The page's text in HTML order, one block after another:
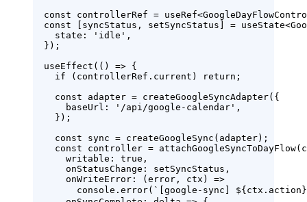
  const
controllerRef = useRef<
  const
syncStatus , setSyncStatus = useState<
    state:
'idle' ,
  });
  useEffect
(() => {
    if
(controllerRef.current) return ;
    const
adapter = createGoogleSyncAdapter({
      baseUrl:
'/api/google-calendar' ,
    });
    const
sync = createGoogleSync (adapter);
    const
controller = attachGoogleSyncToDayFlow
      writable:
true ,
      onStatusChange: setSyncStatus,
      onWriteError
: ( error , ctx ) =>
        console.
error( `[google-sync] ${ ctx . action